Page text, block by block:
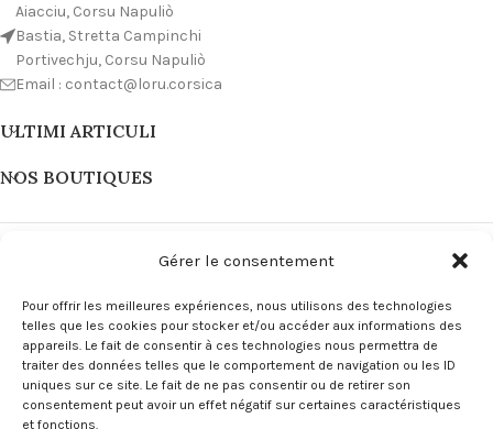
Gérer le consentement
Pour offrir les meilleures expériences, nous utilisons des technologies
telles que les cookies pour stocker et/ou accéder aux informations des
appareils. Le fait de consentir à ces technologies nous permettra de
traiter des données telles que le comportement de navigation ou les ID
uniques sur ce site. Le fait de ne pas consentir ou de retirer son
consentement peut avoir un effet négatif sur certaines caractéristiques
et fonctions.
Aiacciu, Corsu Napuliò
Bastia, Stretta Campinchi
Portivechju, Corsu Napuliò
Email : contact@loru.corsica
ULTIMI ARTICULI
NOS BOUTIQUES